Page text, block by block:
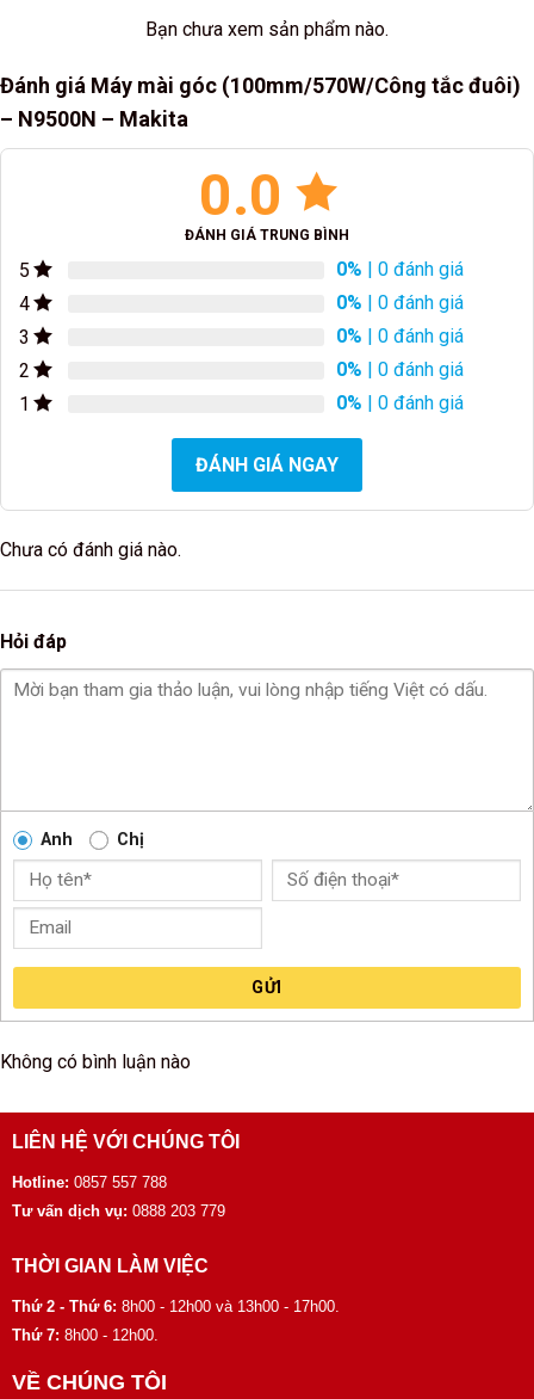
Bạn chưa xem sản phẩm nào.
Đánh giá Máy mài góc (100mm/570W/Công tắc đuôi)
– N9500N – Makita
0.0
ĐÁNH GIÁ TRUNG BÌNH
5 0% | 0 đánh giá
4
0% | 0 đánh giá
3
0% | 0 đánh giá
2
0% | 0 đánh giá
1
0% | 0 đánh giá
ĐÁNH GIÁ NGAY
Chưa có đánh giá nào.
Hỏi đáp
Anh Chị
GỬI
Không có bình luận nào
LIÊN HỆ VỚI CHÚNG TÔI
Hotline: 0857 557 788
Tư vấn dịch vụ: 0888 203 779
THỜI GIAN LÀM VIỆC
Thứ 2 - Thứ 6: 8h00 - 12h00 và 13h00 - 17h00.
Thứ 7: 8h00 - 12h00.
VỀ CHÚNG TÔI